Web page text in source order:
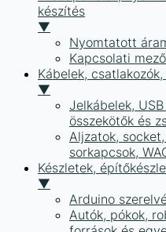
készítés
▼
Nyomtatott
Kapcsolati
Kábelek,
▼
Jelkábelek,
összekötők és
Aljzatok,
sorkapcsok,
Készletek,
▼
Arduino
Autók, pókok,